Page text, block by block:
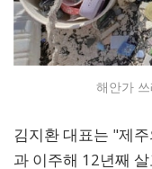
해안가
김지환 대표는 "제
과 이주해 12년째